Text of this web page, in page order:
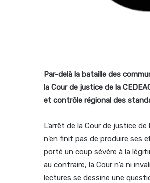
Par-delà la bataille des
la Cour de justice de la
et contrôle régional des
L’arrêt de la Cour de justice
n’en finit pas de produire ses
porté un coup sévère à la
au contraire, la Cour n’a ni
lectures se dessine une